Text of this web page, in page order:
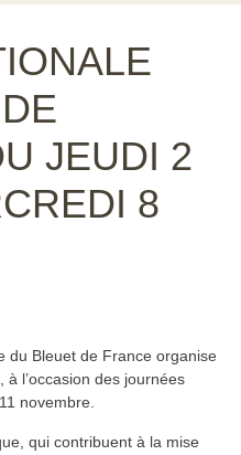
JEUDI 2
8
du Bleuet de France organise
l’occasion des journées
novembre.
qui contribuent à la mise